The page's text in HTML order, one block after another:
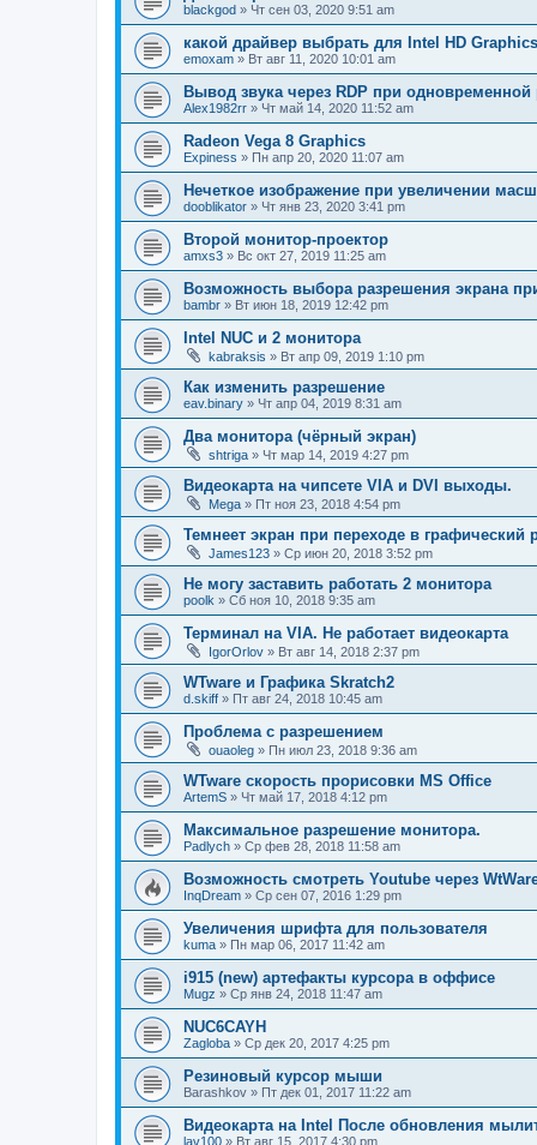
blackgod » Чт сен 03, 2020 9:51 am
какой драйвер выбрать для Intel HD
emoxam » Вт авг 11, 2020 10:01 am
Вывод звука через RDP при одновременной
Alex1982rr » Чт май 14, 2020 11:52 am
Radeon Vega 8 Graphics
Expiness » Пн апр 20, 2020 11:07 am
Нечеткое изображение при увеличении
dooblikator » Чт янв 23, 2020 3:41 pm
Второй монитор-проектор
amxs3 » Вс окт 27, 2019 11:25 am
Возможность выбора разрешения экрана при
bambr » Вт июн 18, 2019 12:42 pm
Intel NUC и 2 монитора
kabraksis » Вт апр 09, 2019 1:10 pm
Как изменить разрешение
eav.binary » Чт апр 04, 2019 8:31 am
Два монитора (чёрный экран)
shtriga » Чт мар 14, 2019 4:27 pm
Видеокарта на чипсете VIA и DVI выходы.
Mega » Пт ноя 23, 2018 4:54 pm
Темнеет экран при переходе в графический
James123 » Ср июн 20, 2018 3:52 pm
Не могу заставить работать 2 монитора
poolk » Сб ноя 10, 2018 9:35 am
Терминал на VIA. Не работает видеокарта
IgorOrlov » Вт авг 14, 2018 2:37 pm
WTware и Графика Skratch2
d.skiff » Пт авг 24, 2018 10:45 am
Проблема с разрешением
ouaoleg » Пн июл 23, 2018 9:36 am
WTware скорость прорисовки MS Office
ArtemS » Чт май 17, 2018 4:12 pm
Максимальное разрешение монитора.
Padlych » Ср фев 28, 2018 11:58 am
Возможность смотреть Youtube через
InqDream » Ср сен 07, 2016 1:29 pm
Увеличения шрифта для пользователя
kuma » Пн мар 06, 2017 11:42 am
i915 (new) артефакты курсора в оффисе
Mugz » Ср янв 24, 2018 11:47 am
NUC6CAYH
Zagloba » Ср дек 20, 2017 4:25 pm
Резиновый курсор мыши
Barashkov » Пт дек 01, 2017 11:22 am
Видеокарта на Intel После обновления
lav100 » Вт авг 15, 2017 4:30 pm